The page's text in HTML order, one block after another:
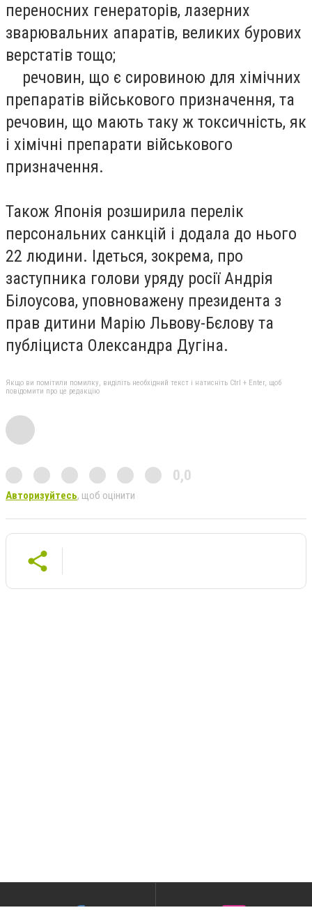
переносних генераторів, лазерних
зварювальних апаратів, великих бурових
верстатів тощо;
речовин, що є сировиною для хімічних
препаратів військового призначення, та
речовин, що мають таку ж токсичність, як
і хімічні препарати військового
призначення.
Також Японія розширила перелік
персональних санкцій і додала до нього
22 людини. Ідеться, зокрема, про
заступника голови уряду росії Андрія
Білоусова, уповноважену президента з
прав дитини Марію Львову-Бєлову та
публіциста Олександра Дугіна.
Якщо ви помітили помилку, виділіть необхідний текст і натисніть Ctrl + Enter, щоб
повідомити про це редакцію
0,0
Авторизуйтесь, щоб оцінити